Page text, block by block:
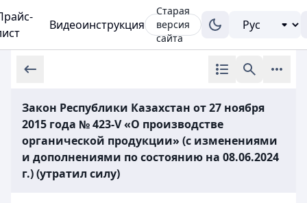
Видеоинструкция
Старая
версия
сайта
Закон Республики Казахстан от 27 ноября
2015 года № 423-V «О производстве
органической продукции» (с изменениями
и дополнениями по состоянию на 08.06.2024
г.) (утратил силу)